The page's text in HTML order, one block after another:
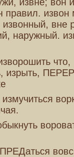
правил.
извонный, вне
наружный.
что,
изрыть,